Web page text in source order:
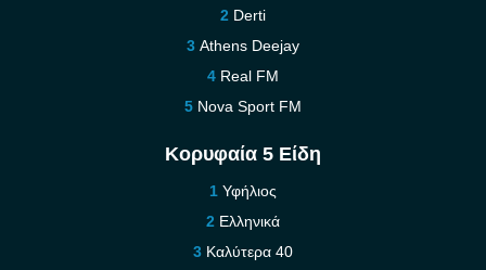
Derti
Athens Deejay
Real FM
Nova Sport FM
Κορυφαία 5 Είδη
Υφήλιος
Ελληνικά
Καλύτερα 40